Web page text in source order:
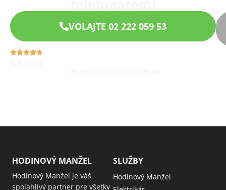
VOLAJTE 02 222 059 53
HODINOVÝ MANŽEL
Hodinový Manžel je váš
spoľahlivý partner pre všetky
SLUŽBY
Hodinový Manžel